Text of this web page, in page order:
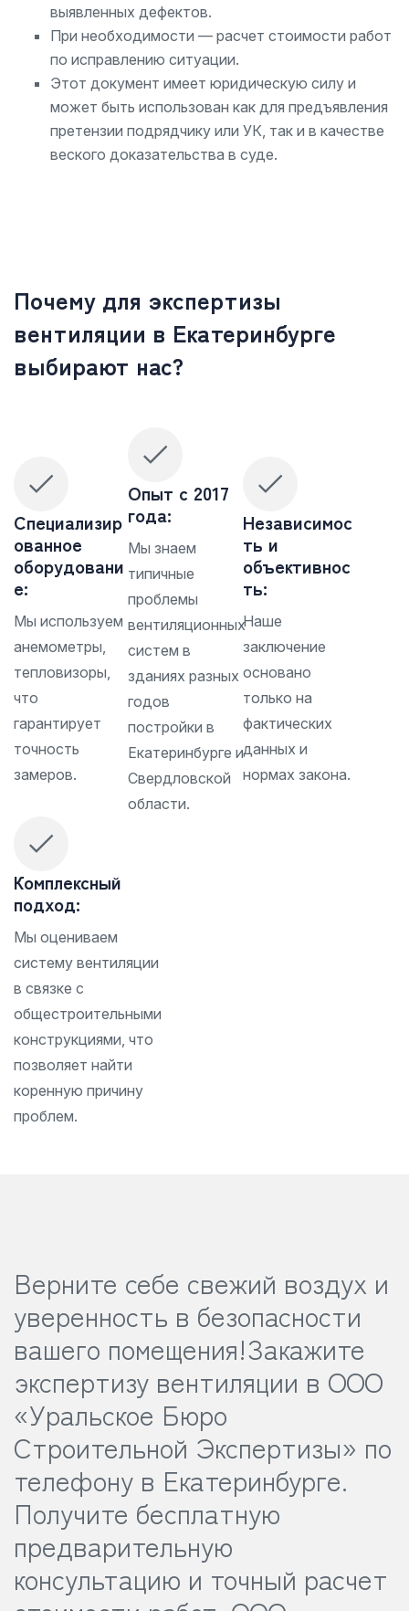
выявленных дефектов.
При необходимости — расчет стоимости работ
по исправлению ситуации.
Этот документ имеет юридическую силу и
может быть использован как для предъявления
претензии подрядчику или УК, так и в качестве
веского доказательства в суде.
Почему для экспертизы
вентиляции в Екатеринбурге
выбирают нас?
Специализир
ованное
оборудовани
е:
Мы используем
анемометры,
тепловизоры,
что
гарантирует
точность
замеров.
Опыт с 2017
года:
Мы знаем
типичные
проблемы
вентиляционных
систем в
зданиях разных
годов
постройки в
Екатеринбурге и
Свердловской
области.
Независимос
ть и
объективнос
ть:
Наше
заключение
основано
только на
фактических
данных и
нормах закона.
Комплексный
подход:
Мы оцениваем
систему вентиляции
в связке с
общестроительными
конструкциями, что
позволяет найти
коренную причину
проблем.
Верните себе свежий воздух и
уверенность в безопасности
вашего помещения!Закажите
экспертизу вентиляции в ООО
«Уральское Бюро
Строительной Экспертизы» по
телефону в Екатеринбурге.
Получите бесплатную
предварительную
консультацию и точный расчет